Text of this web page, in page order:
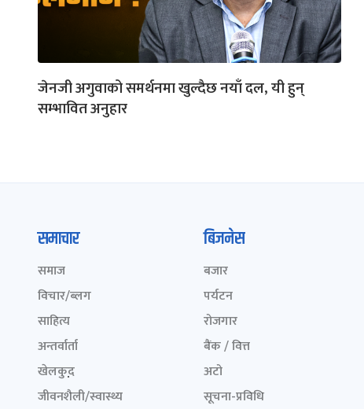
जेनजी अगुवाको समर्थनमा खुल्दैछ नयाँ दल, यी हुन्
सम्भावित अनुहार
समाचार
समाज
विचार/ब्लग
साहित्य
अन्तर्वार्ता
खेलकुद़़
जीवनशैली/स्वास्थ्य
बिजनेस
बजार
पर्यटन
रोजगार
बैंक / वित्त
अटो
सूचना-प्रविधि